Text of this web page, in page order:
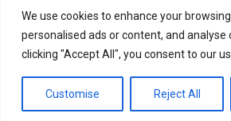
We use cookies to enhance your
personalised ads or content, and analyse
clicking "Accept All", you consent to our
Customise Reject All
Gerçek Hayat © 2015. Her